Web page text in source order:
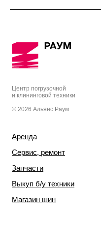
Центр погрузочной
и клининговой техники
© 2026 Альянс Раум
Аренда
Сервис, ремонт
Запчасти
Выкуп б/у техники
Магазин шин